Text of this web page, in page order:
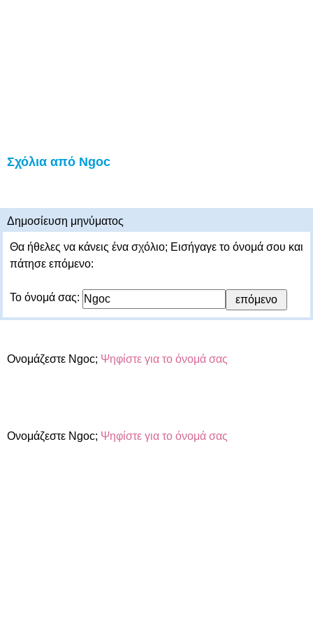
Σχόλια από Ngoc
Δημοσίευση μηνύματος
Θα ήθελες να κάνεις ένα σχόλιο; Εισήγαγε το όνομά σου και
πάτησε επόμενο:
Το όνομά σας:
Ονομάζεστε Ngoc; Ψηφίστε για το όνομά σας
Ονομάζεστε Ngoc; Ψηφίστε για το όνομά σας